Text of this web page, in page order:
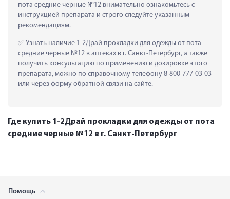
пота средние черные №12 внимательно ознакомьтесь с
инструкцией препарата и строго следуйте указанным
рекомендациям.
Узнать наличие 1-2Драй прокладки для одежды от пота
средние черные №12 в аптеках в г. Санкт-Петербург, а также
получить консультацию по применению и дозировке этого
препарата, можно по справочному телефону 8-800-777-03-03
или через форму обратной связи на сайте.
Где купить 1-2Драй прокладки для одежды от пота
средние черные №12 в г. Санкт-Петербург
Помощь